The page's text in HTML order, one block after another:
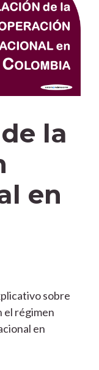
la
en
sobre
el régimen
en